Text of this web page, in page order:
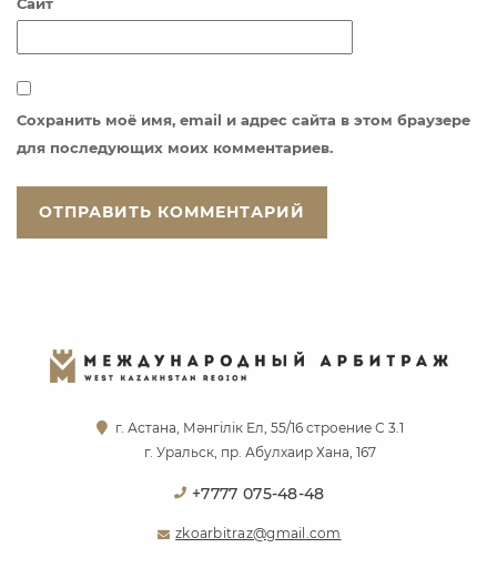
Сохранить моё имя, email и адрес сайта в этом браузере
для последующих моих комментариев.
г. Астана, Мәнгілік Ел, 55/16 строение С 3.1
г. Уральск, пр. Абулхаир Хана, 167
+7777 075-48-48
zkoarbitraz@gmail.com